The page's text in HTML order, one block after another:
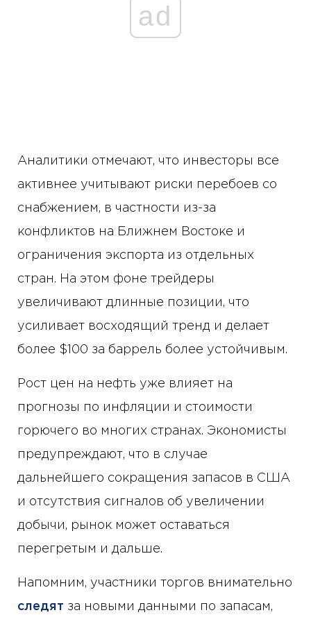
ad
Аналитики отмечают, что инвесторы все
активнее учитывают риски перебоев со
снабжением, в частности из-за
конфликтов на Ближнем Востоке и
ограничения экспорта из отдельных
стран. На этом фоне трейдеры
увеличивают длинные позиции, что
усиливает восходящий тренд и делает
более $100 за баррель более устойчивым.
Рост цен на нефть уже влияет на
прогнозы по инфляции и стоимости
горючего во многих странах. Экономисты
предупреждают, что в случае
дальнейшего сокращения запасов в США
и отсутствия сигналов об увеличении
добычи, рынок может оставаться
перегретым и дальше.
Напомним, участники торгов внимательно
следят за новыми данными по запасам,